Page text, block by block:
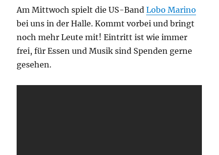
Am Mittwoch spielt die US-BandLobo Marino
bei uns in der Halle. Kommt vorbei und bringt
noch mehr Leute mit! Eintritt ist wie immer
frei, für Essen und Musik sind Spenden gerne
gesehen.